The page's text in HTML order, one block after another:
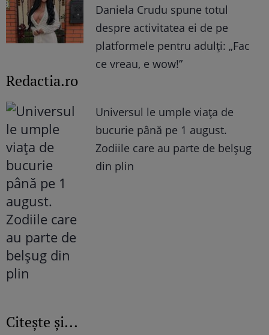
Daniela Crudu spune totul
despre activitatea ei de pe
platformele pentru adulți: „Fac
ce vreau, e wow!”
Redactia.ro
Universul le umple viața de
bucurie până pe 1 august.
Zodiile care au parte de belșug
din plin
Citește și...